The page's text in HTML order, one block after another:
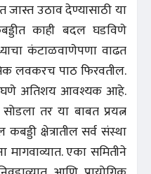
जास्त उठाव देण्यासाठी या
काही बदल घडविणे
कंटाळवाणेपणा वाढत
लवकरच पाठ फिरवतील.
बघणे अतिशय आवश्यक आहे.
सोडला तर या बाबत प्रयत्न
क्षेत्रातील सर्व संस्था
एका समितीने